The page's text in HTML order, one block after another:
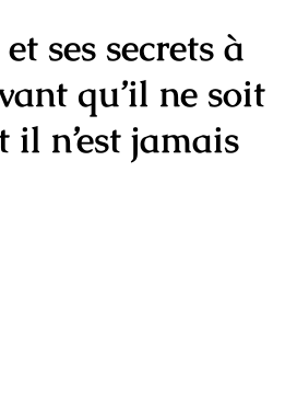
ses secrets à
qu’il ne soit
n’est jamais